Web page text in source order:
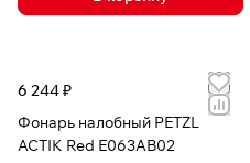
6 244 ₽
Фонарь налобный PETZL
ACTIK Red E063AB02